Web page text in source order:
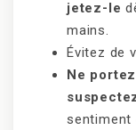
jetez-le
mains.
Évitez de
Ne
sentiment